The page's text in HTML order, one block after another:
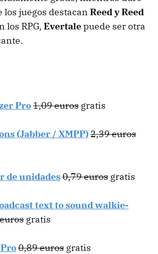
los juegos destacan Reed y Reed
los RPG, Evertalepuede ser otra
Pro1,09 euros gratis
(Jabber / XMPP)2,39 euros
de unidades0,79 euros gratis
text to sound walkie-
gratis
0,89 euros gratis